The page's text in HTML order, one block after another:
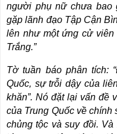
người phụ nữ chưa bao
gặp lãnh đạo Tập Cận
lên như một ứng cử viên
Trắng.”
Tờ tuần báo phân tích:
Quốc, sự trỗi dậy của
khăn”. Nó đặt lại vấn đề
của Trung Quốc về
chủng tộc và suy đồi.